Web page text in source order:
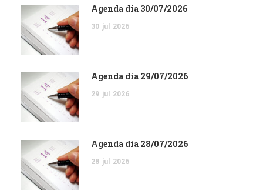
Agenda dia 30/07/2026
30 jul 2026
Agenda dia 29/07/2026
29 jul 2026
Agenda dia 28/07/2026
28 jul 2026